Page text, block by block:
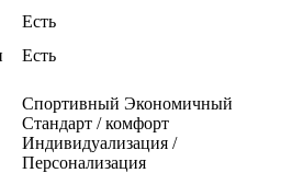
Есть
Есть
Спортивный Экономичный
Стандарт / комфорт
Индивидуализация /
Персонализация